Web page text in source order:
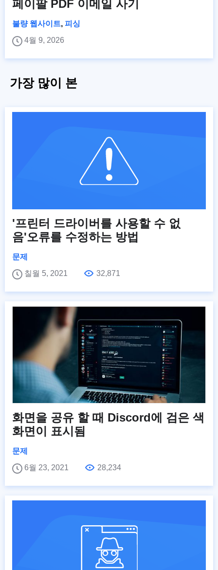
페이팔 PDF 이메일 사기
불량 웹사이트, 피싱
4월 9, 2026
가장 많이 본
'프린터 드라이버를 사용할 수 없
음'오류를 수정하는 방법
문제
칠월 5, 2021
32,871
화면을 공유 할 때 Discord에 검은 색
화면이 표시됨
문제
6월 23, 2021
28,234